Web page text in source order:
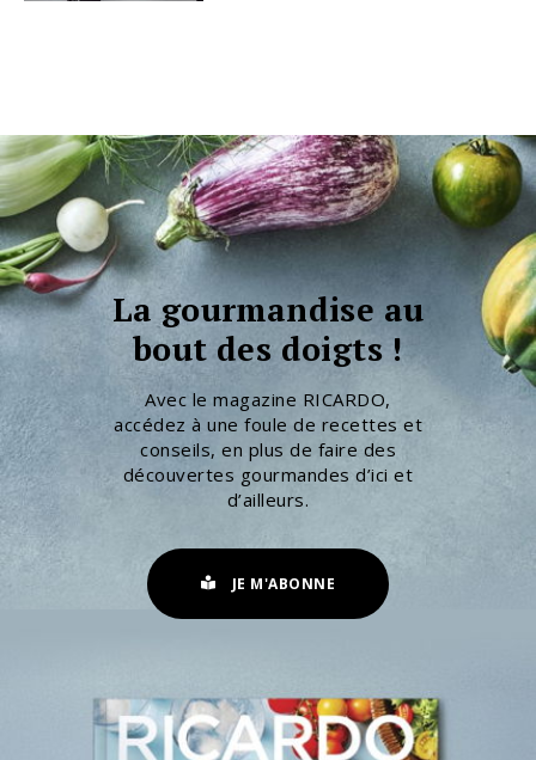
La gourmandise au
bout des doigts !
Avec le magazine RICARDO,
accédez à une foule de recettes et
conseils, en plus de faire des
découvertes gourmandes d’ici et
d’ailleurs.
JE M'ABONNE